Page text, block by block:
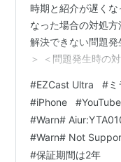
時期と紹介が遅く
なった場合の対処
解決できない問題
＞ ＜問題発生時の
スマホやPCなどの
などにミラーリング
【「EZCast Ultra」
方・マニュアル-】
#EZCast Ultra #
#iPhone #YouTube
#Warn#
#Warn# Not
#保証期間は2年